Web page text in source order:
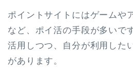
ポイントサイトにはゲームや
など、ポイ活の手段が多いで
活用しつつ、自分が利用した
があります。